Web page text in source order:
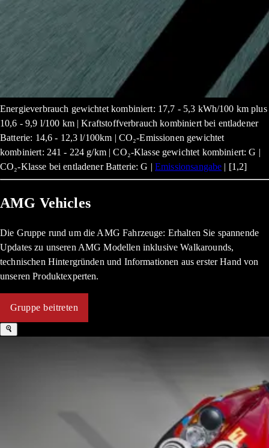
Energieverbrauch gewichtet kombiniert: 17,7 - 5,3 kWh/100 km plus
10,6 - 9,9 l/100 km | Kraftstoffverbrauch kombiniert bei entladener
Batterie: 14,6 - 12,3 l/100km | CO₂-Emissionen gewichtet
kombiniert: 241 - 224 g/km | CO₂-Klasse gewichtet kombiniert: G |
CO₂-Klasse bei entladener Batterie: G |Emissionsangabe | [1,2]
AMG Vehicles
Die Gruppe rund um die AMG Fahrzeuge: Erhalten Sie spannende
Updates zu unseren AMG Modellen inklusive Walkarounds,
technischen Hintergründen und Informationen aus erster Hand von
unseren Produktexperten.
Gruppe beitreten